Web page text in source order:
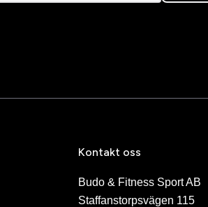
Kontakt oss
Budo & Fitness Sport AB
Staffanstorpsvägen 115